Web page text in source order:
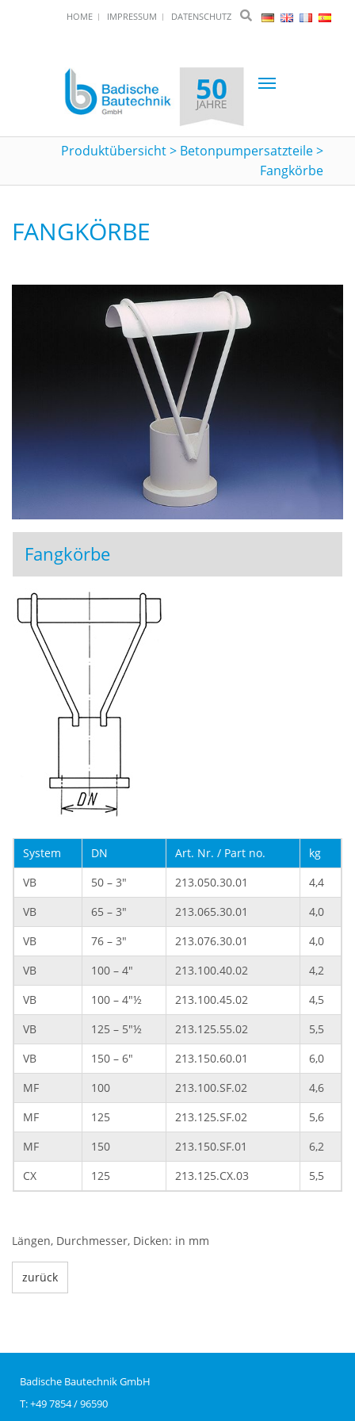
HOME IMPRESSUM DATENSCHUTZ
Toggle
Produktübersicht> Betonpumpersatzteile>
Fangkörbe
FANGKÖRBE
Fangkörbe
System DN Art. Nr. / Part no.
kg
VB
50 – 3" 213.050.30.01
4,4
VB
65 – 3" 213.065.30.01
4,0
VB
76 – 3" 213.076.30.01
4,0
VB
100 – 4" 213.100.40.02
4,2
VB
100 – 4"½ 213.100.45.02
4,5
VB
125 – 5"½ 213.125.55.02
5,5
VB
150 – 6" 213.150.60.01
6,0
MF
100 213.100.SF.02
4,6
MF
125 213.125.SF.02
5,6
MF
150 213.150.SF.01
6,2
CX
125 213.125.CX.03 5,5
Längen, Durchmesser, Dicken: in mm
zurück
Badische Bautechnik GmbH
T: +49 7854 / 96590